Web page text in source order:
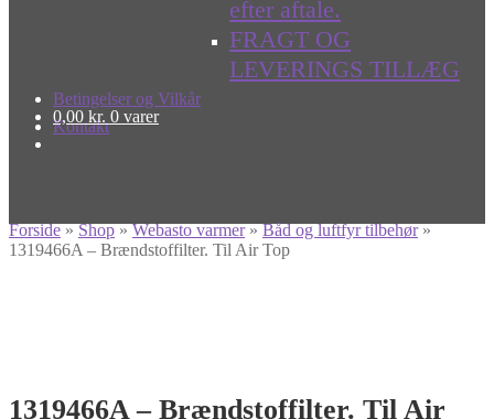
efter aftale.
FRAGT OG
LEVERINGS TILLÆG
Betingelser og Vilkår
Kontakt
0,00 kr. 0 varer
Forside»Shop»Webasto varmer»Båd og luftfyr tilbehør»
1319466A – Brændstoffilter. Til Air Top
1319466A – Brændstoffilter. Til Air